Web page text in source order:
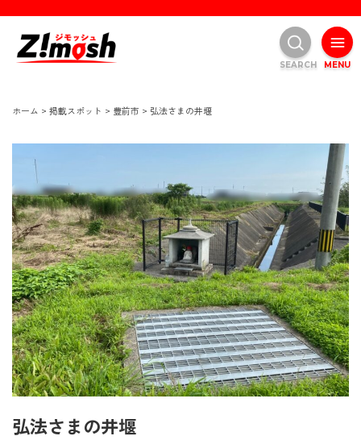
ホーム > 掲載スポット > 豊前市 > 弘法さまの井堰
弘法さまの井堰
MENU
SEARCH